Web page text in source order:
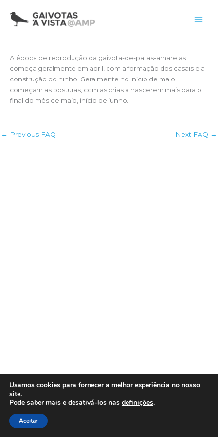
content
A época de reprodução da gaivota-de-patas-amarelas
começa geralmente em abril, com a formação dos casais e a
construção do ninho. Geralmente no início de maio
começam as posturas, com as crias a nascerem mais para o
final do mês de maio, início de junho.
← Previous FAQ Next FAQ →
Usamos cookies para fornecer a melhor experiência no nosso
site.
Pode saber mais e desativá-los nas definições.
Aceitar